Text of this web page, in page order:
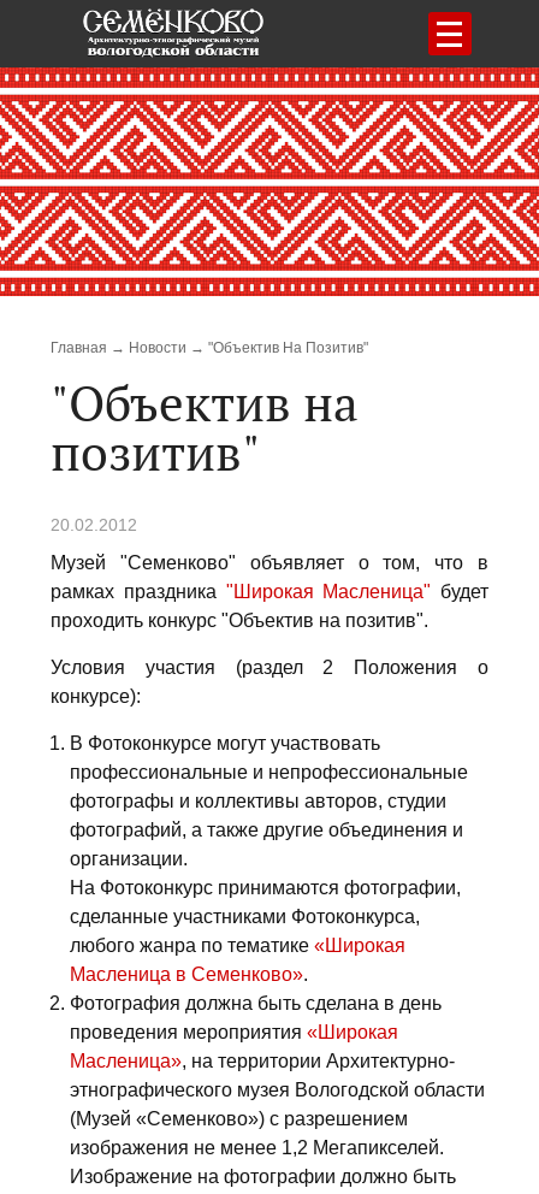
Меню
Строка навигации
Главная Новости "Объектив На Позитив"
"Объектив на
позитив"
20.02.2012
Музей "Семенково" объявляет о том, что в
рамках праздника "Широкая Масленица" будет
проходить конкурс "Объектив на позитив".
Условия участия (раздел 2 Положения о
конкурсе):
В Фотоконкурсе могут участвовать
профессиональные и непрофессиональные
фотографы и коллективы авторов, студии
фотографий, а также другие объединения и
организации.
На Фотоконкурс принимаются фотографии,
сделанные участниками Фотоконкурса,
любого жанра по тематике «Широкая
Масленица в Семенково».
Фотография должна быть сделана в день
проведения мероприятия «Широкая
Масленица», на территории Архитектурно-
этнографического музея Вологодской области
(Музей «Семенково») с разрешением
изображения не менее 1,2 Мегапикселей.
Изображение на фотографии должно быть